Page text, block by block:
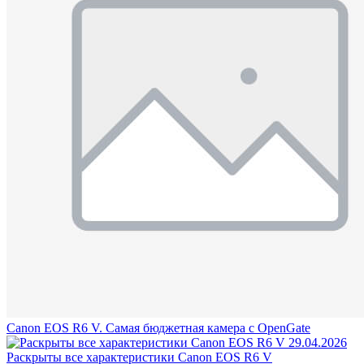
Canon EOS R6 V. Самая бюджетная камера с OpenGate
29.04.2026
Раскрыты все характеристики Canon EOS R6 V